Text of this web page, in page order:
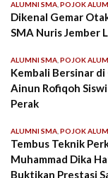
ALUMNI SMA POJOK
Dikenal Gemar
SMA Nuris Jember
ALUMNI SMA POJOK
Kembali Bersinar di
Ainun Rofiqoh
Perak
ALUMNI SMA POJOK
Tembus Teknik
Muhammad Dika
Buktikan Prestasi